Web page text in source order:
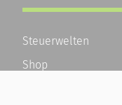
Steuerwelten
Shop